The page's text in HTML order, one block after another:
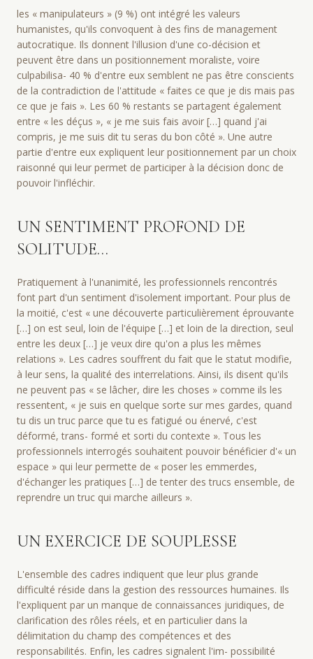
les « manipulateurs » (9 %) ont intégré les valeurs
humanistes, qu'ils convoquent à des fins de management
autocratique. Ils donnent l'illusion d'une co-décision et
peuvent être dans un positionnement moraliste, voire
culpabilisa- 40 % d'entre eux semblent ne pas être conscients
de la contradiction de l'attitude « faites ce que je dis mais pas
ce que je fais ». Les 60 % restants se partagent également
entre « les déçus », « je me suis fais avoir […] quand j'ai
compris, je me suis dit tu seras du bon côté ». Une autre
partie d'entre eux expliquent leur positionnement par un choix
raisonné qui leur permet de participer à la décision donc de
pouvoir l'infléchir.
UN SENTIMENT PROFOND DE
SOLITUDE…
Pratiquement à l'unanimité, les professionnels rencontrés
font part d'un sentiment d'isolement important. Pour plus de
la moitié, c'est « une découverte particulièrement éprouvante
[…] on est seul, loin de l'équipe […] et loin de la direction, seul
entre les deux […] je veux dire qu'on a plus les mêmes
relations ». Les cadres souffrent du fait que le statut modifie,
à leur sens, la qualité des interrelations. Ainsi, ils disent qu'ils
ne peuvent pas « se lâcher, dire les choses » comme ils les
ressentent, « je suis en quelque sorte sur mes gardes, quand
tu dis un truc parce que tu es fatigué ou énervé, c'est
déformé, trans- formé et sorti du contexte ». Tous les
professionnels interrogés souhaitent pouvoir bénéficier d'« un
espace » qui leur permette de « poser les emmerdes,
d'échanger les pratiques […] de tenter des trucs ensemble, de
reprendre un truc qui marche ailleurs ».
UN EXERCICE DE SOUPLESSE
L'ensemble des cadres indiquent que leur plus grande
difficulté réside dans la gestion des ressources humaines. Ils
l'expliquent par un manque de connaissances juridiques, de
clarification des rôles réels, et en particulier dans la
délimitation du champ des compétences et des
responsabilités. Enfin, les cadres signalent l'im- possibilité